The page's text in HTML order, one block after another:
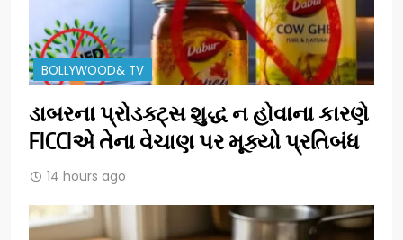
BOLLYWOOD& TV
ડાબરના પ્રોડક્ટ્સ શુદ્ધ ન હોવાના કારણે
FICCIએ તેના વેચાણ પર મૂક્યો પ્રતિબંધ
14 hours ago